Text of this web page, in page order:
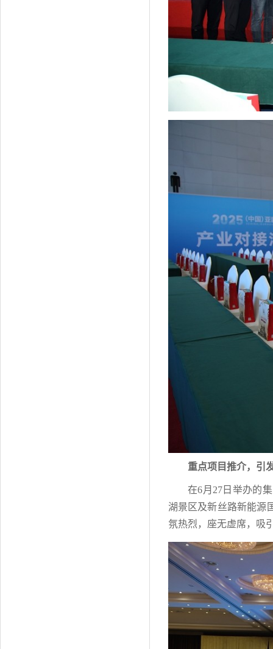
重点项目推介，引
在6月27日举办的
湖景区及新丝路新能源
氛热烈，座无虚席，吸